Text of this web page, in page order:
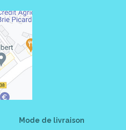
34010
Mode de livraison